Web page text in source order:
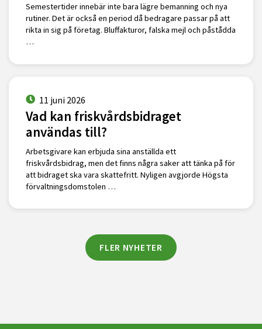
Semestertider innebär inte bara lägre bemanning och nya
rutiner. Det är också en period då bedragare passar på att
rikta in sig på företag. Bluffakturor, falska mejl och påstådda
…
11 juni 2026
Vad kan friskvårdsbidraget
användas till?
Arbetsgivare kan erbjuda sina anställda ett
friskvårdsbidrag, men det finns några saker att tänka på för
att bidraget ska vara skattefritt. Nyligen avgjorde Högsta
förvaltningsdomstolen …
FLER NYHETER